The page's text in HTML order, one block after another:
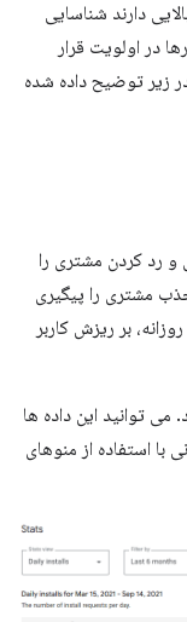
دارند شناسایی
در اولویت قرار
زیر توضیح داده شده
و رد کردن مشتری را
مشتری را پیگیری
بر ریزش کاربر
توانید این داده ها
با استفاده از منوهای